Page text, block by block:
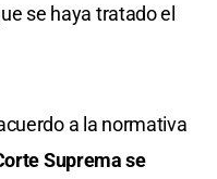
se haya tratado el
a la normativa
Suprema se